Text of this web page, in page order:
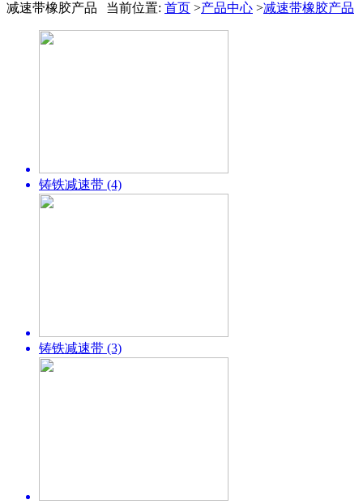
减速带橡胶产品
当前位置: 首页 >产品中心 >减速带橡胶产品
铸铁减速带 (4)
铸铁减速带 (3)